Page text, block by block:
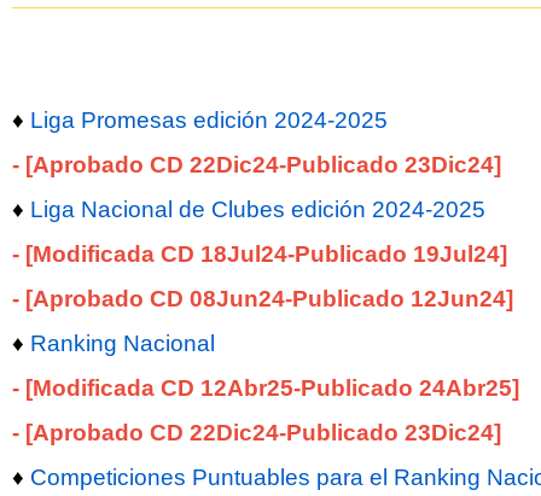
♦ Liga Promesas edición 2024-2025
- [Aprobado CD 22Dic24-Publicado 23Dic24]
♦ Liga Nacional de Clubes edición 2024-2025
- [Modificada CD 18Jul24-Publicado 19Jul24]
- [Aprobado CD 08Jun24-Publicado 12Jun24]
♦ Ranking Nacional
- [Modificada CD 12Abr25-Publicado 24Abr25]
- [Aprobado CD 22Dic24-Publicado 23Dic24]
♦ Competiciones Puntuables para el Ranking